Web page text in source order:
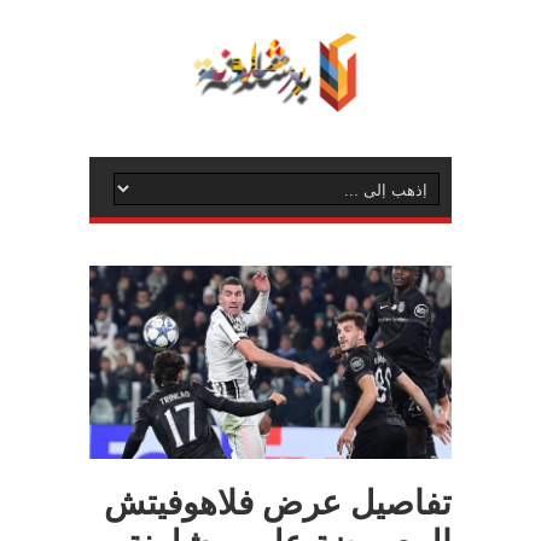
تفاصيل عرض فلاهوفيتش